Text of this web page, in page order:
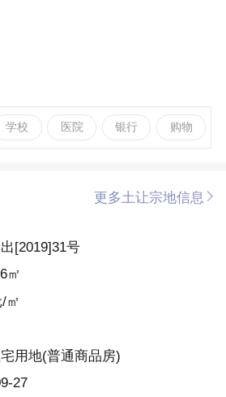
学校 医院 银行 购物
更多土让宗地信息
[2019]31号
㎡
㎡
用地(普通商品房)
27